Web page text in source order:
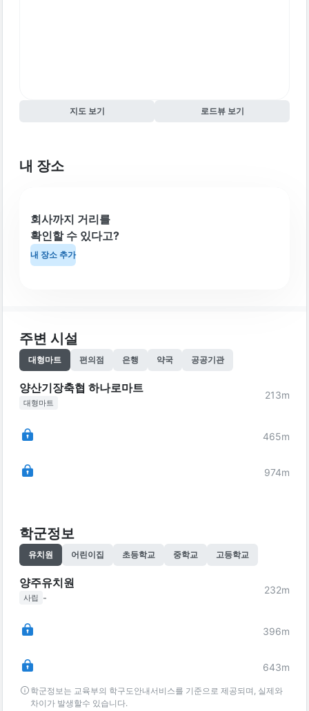
지도 보기 로드뷰 보기
내 장소
회사까지 거리를
확인할 수 있다고?
내 장소 추가
주변 시설
대형마트 편의점 은행 약국 공공기관
양산기장축협 하나로마트
대형마트
213m
465m
974m
학군정보
유치원 어린이집 초등학교 중학교 고등학교
양주유치원
사립 -
232m
396m
643m
학군정보는 교육부의 학구도안내서비스를 기준으로 제공되며, 실제와
차이가 발생할수 있습니다.